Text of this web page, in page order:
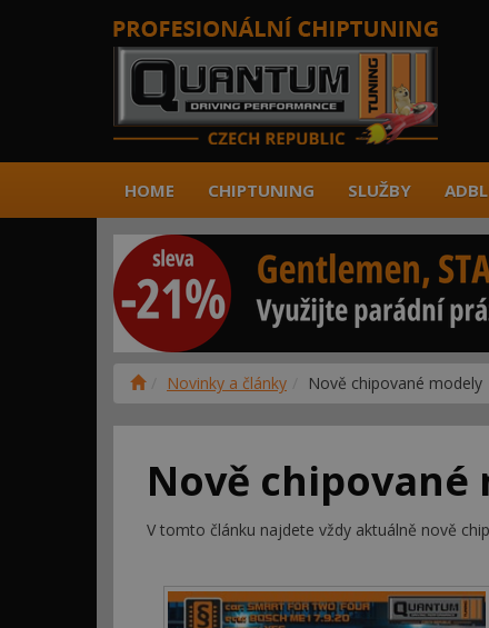
HOME CHIPTUNING SLUŽBY
Novinky a články Nově chipované modely
Nově chipované
V tomto článku najdete vždy aktuálně nově